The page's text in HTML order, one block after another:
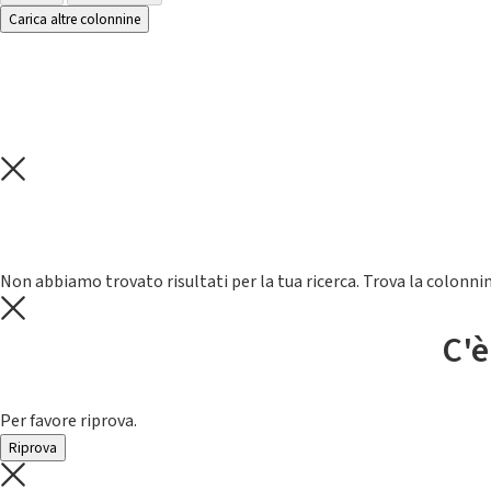
Carica altre colonnine
Non abbiamo trovato risultati per la tua ricerca. Trova la
Per favore riprova.
Riprova